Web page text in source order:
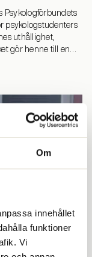
Om
innehållet
funktioner
Vi
Psykologförbundets
psykologstudenters
uthållighet,
gör henne till en